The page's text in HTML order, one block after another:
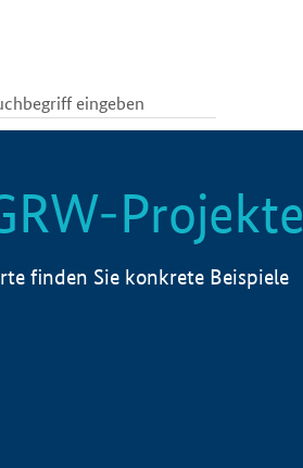
Projekte
finden Sie konkrete Beispiele